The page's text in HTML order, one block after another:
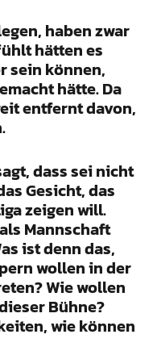
haben zwar
hätten es
sein können,
hätte. Da
entfernt davon,
dass sei nicht
Gesicht, das
zeigen will.
Mannschaft
ist denn das,
wollen in der
Wie wollen
Bühne?
wie können